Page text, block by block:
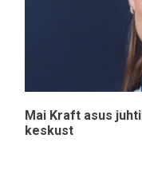
Mai Kraft asus
keskust